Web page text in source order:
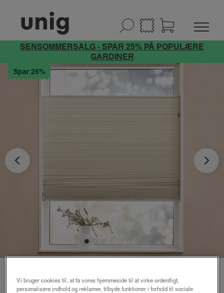
SENSOMMERSALG - SPAR 25% PÅ POPULÆRE
GARDINER
Spar 25%
m/snoretræk
Vi bruger cookies til, at få vores hjemmeside til at virke ordentligt,
personalisere indhold og reklamer, tilbyde funktioner i forhold til sociale